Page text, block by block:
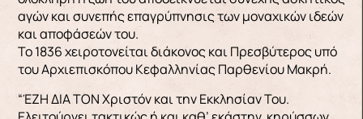
αγών και συνεπής επαγρύπνησις των μοναχικών ιδεών
και αποφάσεών του.
Το 1836 χειροτονείται διάκονος και Πρεσβύτερος υπό
του Αρχιεπισκόπου Κεφαλληνίας Παρθενίου Μακρή.
“ΈΖΗ ΔΙΑ ΤΟΝ Χριστόν και την Εκκλησίαν Του.